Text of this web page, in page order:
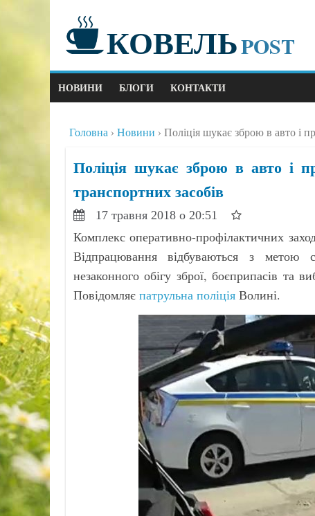
КОВЕЛЬPOST
НОВИНИ БЛОГИ КОНТАКТИ
Головна Новини Поліція шукає зброю в авто і
Поліція шукає зброю в авто і
транспортних засобів
17 травня 2018 о 20:51
Комплекс оперативно-профілактичних
Відпрацювання відбуваються з метою
незаконного обігу зброї, боєприпасів та
Повідомляє патрульна поліціяВолині.